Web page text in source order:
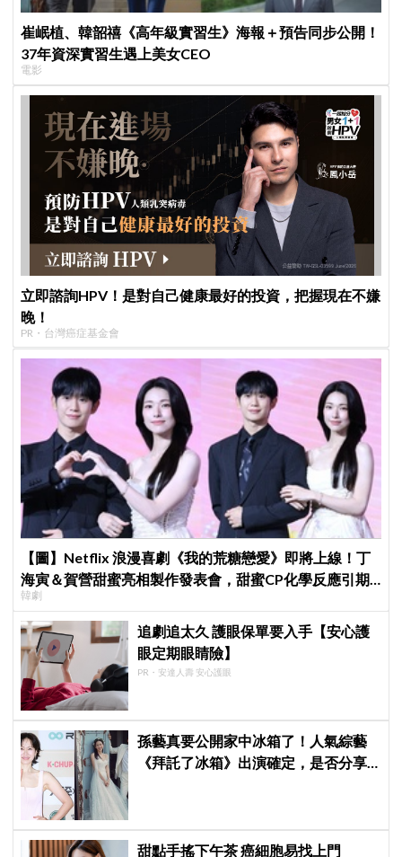
崔岷植、韓韶禧《高年級實習生》海報＋預告同步公開！
37年資深實習生遇上美女CEO
電影
立即諮詢HPV！是對自己健康最好的投資，把握現在不嫌
晚！
PR・台灣癌症基金會
【圖】Netflix 浪漫喜劇《我的荒糖戀愛》即將上線！丁
海寅＆賀營甜蜜亮相製作發表會，甜蜜CP化學反應引期
待
韓劇
追劇追太久 護眼保單要入手【安心護
眼定期眼睛險】
PR・安達人壽 安心護眼
孫藝真要公開家中冰箱了！人氣綜藝
《拜託了冰箱》出演確定，是否分享
甜點手搖下午茶 癌細胞易找上門